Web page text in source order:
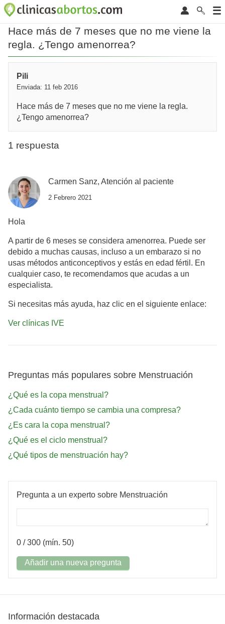
Hace más de 7 meses que no me viene la
regla. ¿Tengo amenorrea?
Pili
Enviada: 11 feb 2016
Hace más de 7 meses que no me viene la regla.
¿Tengo amenorrea?
1 respuesta
Carmen Sanz, Atención al paciente
2 Febrero 2021
Hola
A partir de 6 meses se considera amenorrea. Puede ser
debido a muchas causas, incluso a un embarazo si no
usas métodos anticonceptivos y estás en edad fértil. En
cualquier caso, te recomendamos que acudas a un
especialista.
Si necesitas más ayuda, haz clic en el siguiente enlace:
Ver clínicas IVE
Preguntas más populares sobre Menstruación
¿Qué es la copa menstrual?
¿Cada cuánto tiempo se cambia una compresa?
¿Es cara la copa menstrual?
¿Qué es el ciclo menstrual?
¿Qué tipos de menstruación hay?
Pregunta a un experto sobre Menstruación
0 / 300 (mín. 50)
Añadir una nueva pregunta
Información destacada